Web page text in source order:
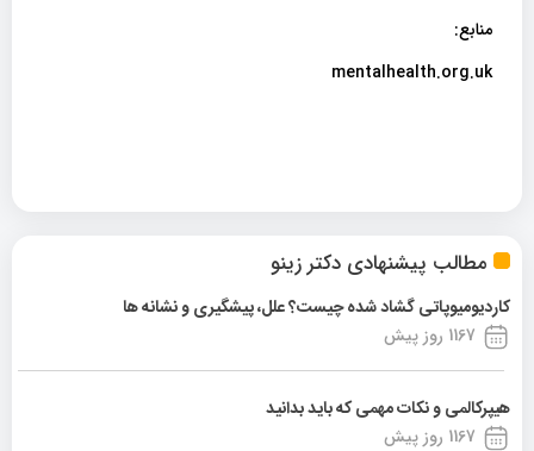
مطالب پیشنهادی دکتر زینو
کاردیومیوپاتی گشاد شده چیست؟ علل، پیشگیری و نشانه ها
1167 روز پیش
هیپرکالمی و نکات مهمی که باید بدانید
1167 روز پیش
منابع:
mentalhealth.org.uk